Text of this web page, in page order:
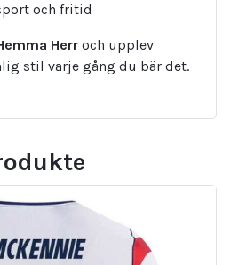
och fritid
Herr och upplev
stil varje gång du bär det.